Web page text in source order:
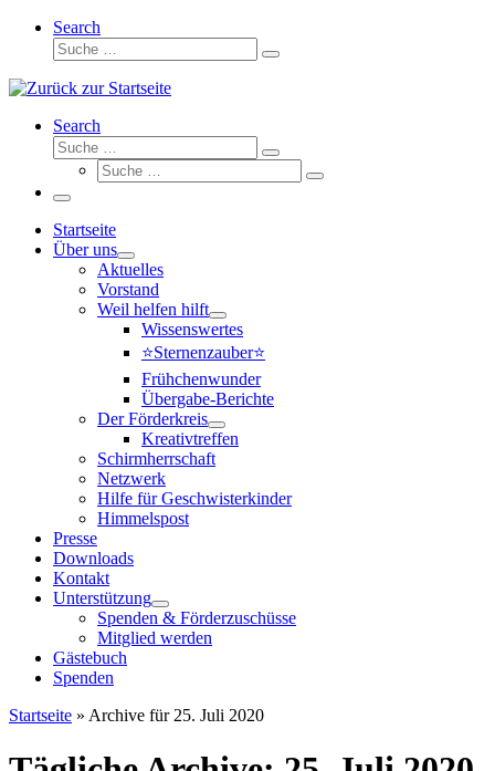
Search
Suche
Suche
Search
Suche
Suche
Suche
Suche
Menü
Startseite
Über uns
Aktuelles
Vorstand
Weil helfen hilft
Wissenswertes
⭐Sternenzauber⭐
Frühchenwunder
Übergabe-Berichte
Der Förderkreis
Kreativtreffen
Schirmherrschaft
Netzwerk
Hilfe für Geschwisterkinder
Himmelspost
Presse
Downloads
Kontakt
Unterstützung
Spenden & Förderzuschüsse
Mitglied werden
Gästebuch
Spenden
Startseite » Archive für 25. Juli 2020